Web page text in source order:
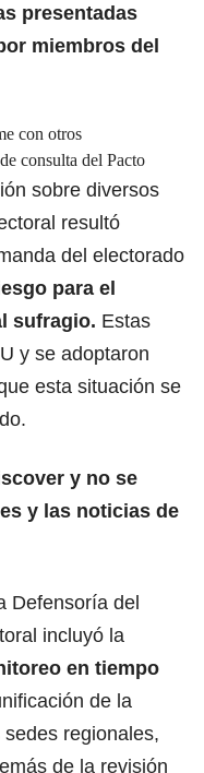
presentadas
miembros del
con otros
consulta del Pacto
sobre diversos
resultó
del electorado
para el
sufragio. Estas
y se adoptaron
esta situación se
y no se
y las noticias de
Defensoría del
incluyó la
en tiempo
de la
regionales,
de la revisión